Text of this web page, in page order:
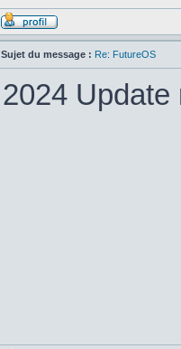
Sujet du message : Re: FutureOS
2024